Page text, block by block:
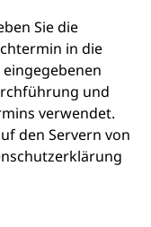
Sie die
in die
und
verwendet.
den Servern von